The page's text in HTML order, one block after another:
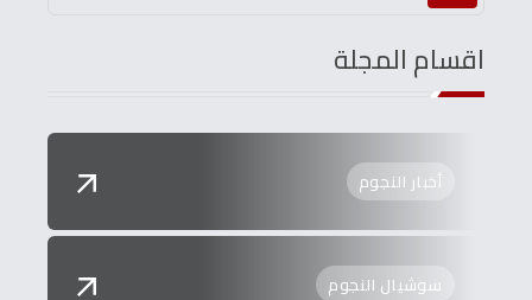
اقسام المجلة
أخبار النجوم
سوشيال النجوم